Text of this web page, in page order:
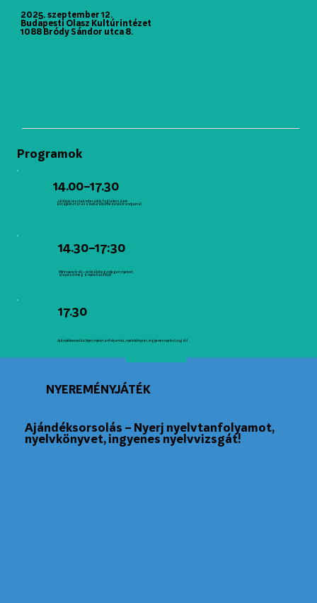
17.30
Ajándéksorsolás: Nyerj nyelvtanfolyamot, nyelvkönyvet, ingyenes nyelvvizsgát!
14.30–17:30
Mini nyelvórák – próbálj ki egy idegen nyelvet,
alapozd meg a nyelvtudásod!
14.00–17.30
Játékok, tesztek, interaktív foglalkozások
és tájékoztatás a kulturális intézetek standjainál
Programok
2025. szeptember 12.
Budapesti Olasz Kultúrintézet
1088 Bródy Sándor utca 8.
NYEREMÉNYJÁTÉK
Ajándéksorsolás – Nyerj nyelvtanfolyamot,
nyelvkönyvet, ingyenes nyelvvizsgát!